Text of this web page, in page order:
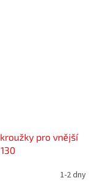
pro vnější
1-2 dny